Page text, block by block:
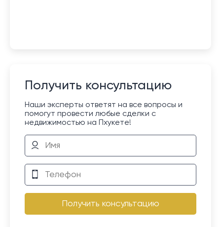
Получить консультацию
Наши эксперты ответят на все вопросы и
помогут провести любые сделки с
недвижимостью на Пхукете!
Получить консультацию